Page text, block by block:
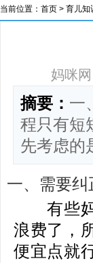
当前位置： 首页 > 育儿知
妈咪
摘要： 一
程只有短
先考虑的
一、需要
有些妈
浪费了，
便宜点就